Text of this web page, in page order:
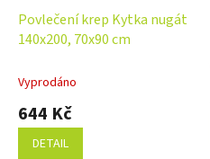
Povlečení krep Kytka nugát
140x200, 70x90 cm
Vyprodáno
644 Kč
DETAIL